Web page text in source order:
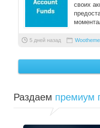
своих
5 дней назад
Раздаем премиум